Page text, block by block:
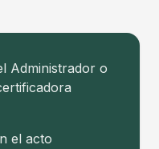
Administrador o
el acto